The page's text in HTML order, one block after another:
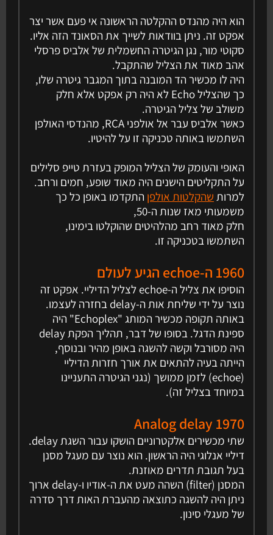
הוא היה מהנדס ההקלטה הראשונה אי פעם אשר יצר
אפקט זה. ניתן בוודאות לשייך את הסאונד הזה אליו.
סקוטי מור, נגן הגיטרה החשמלית של אלביס פרסלי
אהב מאוד את הצליל שהתקבל.
היה לו מכשיר הד המובנה בתוך המגבר גיטרה שלו,
כך שהצליל Echo לא היה רק אפקט אלא חלק
משולב של צליל הגיטרה.
כאשר אלביס עבר אל אולפני RCA, מהנדסי האולפן
השתמשו באותה טכניקה זו על להיטיו.
האופי והעומק של הצליל המופק בעזרת טייפ סלילים
על התקליטים הישנים היה מאוד שופע, חמים ורחב.
למרות שהקלטות אולפן התקדמו באופן כל כך
משמעותי מאז שנות ה-50,
חלק מאוד רחב מהלהיטים שהוקלטו בימינו,
השתמשו בטכניקה זו.
1960 ה-echoe הגיע לעולם
הוסיפו את צליל ה-echoe לצליל הדיליי. אפקט זה
נוצר על ידי שליחת אות ה-delay בחזרה לעצמו.
באותה תקופה מכשיר המותג "Echoplex" היה
ספינת הדגל. בסופו של דבר, תהליך הפקת delay
היה מסורבל וקשה להשגה באופן מהיר ובנוסף,
הייתה בעיה להתאים את אורך חזרות הדיליי
(echoe) לזמן ממושך (נגני הגיטרה התעניינו
במיוחד בצליל זה).
1970 Analog delay
שתי מכשירים אלקטרוניים הושקו עבור השגת delay.
דיליי אנלוגי היה הראשון. הוא נוצר עם מעגל מסנן
בעל תגובת תדרים מאוזנת.
המסנן (filter) השהה מעט את ה-אודיו ו-delay ארוך
ניתן היה להשגה כתוצאה מהעברת האות דרך סדרה
של מעגלי סינון.